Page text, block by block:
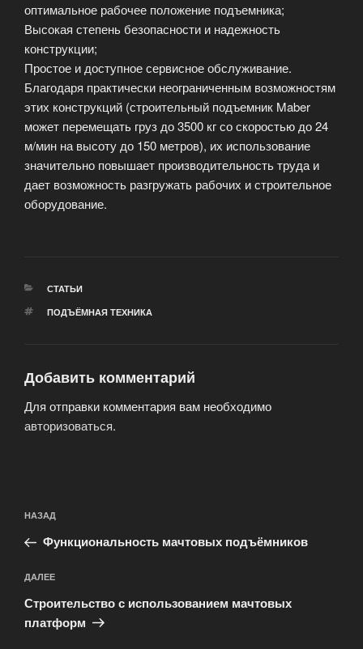
оптимальное рабочее положение подъемника;
Высокая степень безопасности и надежность
конструкции;
Простое и доступное сервисное обслуживание.
Благодаря практически неограниченным возможностям
этих конструкций (строительный подъемник Maber
может перемещать груз до 3500 кг со скоростью до 24
м/мин на высоту до 150 метров), их использование
значительно повышает производительность труда и
дает возможность разгружать рабочих и строительное
оборудование.
РУБРИКИ
СТАТЬИ
МЕТКИ
ПОДЪЁМНАЯ ТЕХНИКА
Добавить комментарий
Для отправки комментария вам необходимо
авторизоваться.
по
записям
Предыдущая
запись:
НАЗАД
Функциональность мачтовых подъёмников
Следующая
запись
ДАЛЕЕ
Строительство с использованием мачтовых
платформ